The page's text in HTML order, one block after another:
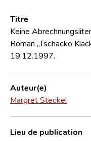
Équipe scientifique
Contact
Titre
Keine
Roman „Tschacko
19.12.1997.
Auteur(e)
Margret Steckel
Lieu de publication